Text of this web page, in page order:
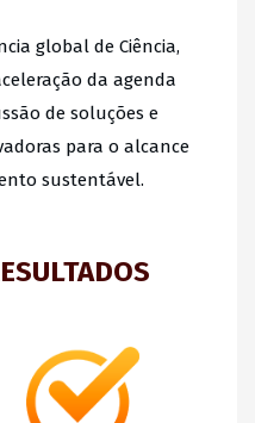
global de Ciência,
da agenda
de soluções e
para o alcance
sustentável.